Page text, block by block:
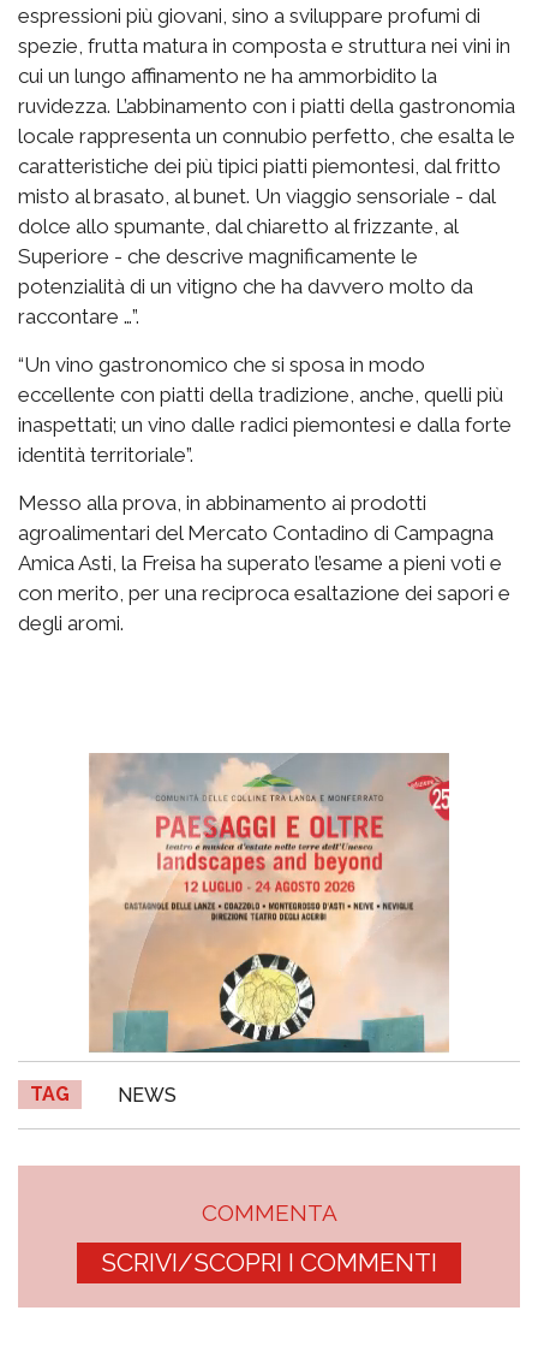
espressioni più giovani, sino a sviluppare profumi di
spezie, frutta matura in composta e struttura nei vini in
cui un lungo affinamento ne ha ammorbidito la
ruvidezza. L’abbinamento con i piatti della gastronomia
locale rappresenta un connubio perfetto, che esalta le
caratteristiche dei più tipici piatti piemontesi, dal fritto
misto al brasato, al bunet. Un viaggio sensoriale - dal
dolce allo spumante, dal chiaretto al frizzante, al
Superiore - che descrive magnificamente le
potenzialità di un vitigno che ha davvero molto da
raccontare …”.
“Un vino gastronomico che si sposa in modo
eccellente con piatti della tradizione, anche, quelli più
inaspettati; un vino dalle radici piemontesi e dalla forte
identità territoriale”.
Messo alla prova, in abbinamento ai prodotti
agroalimentari del Mercato Contadino di Campagna
Amica Asti, la Freisa ha superato l’esame a pieni voti e
con merito, per una reciproca esaltazione dei sapori e
degli aromi.
TAG NEWS
COMMENTA
SCRIVI/SCOPRI I COMMENTI